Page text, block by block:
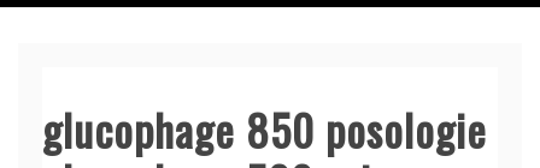
glucophage 850 posologie